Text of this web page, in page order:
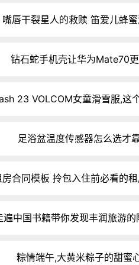
嘴唇干裂星人的救赎 笛爱儿蜂
钻石蛇手机壳让华为Mate70
23 VOLCOM女童滑雪服,这
足浴盆温度传感器怎么选才
房合同模板 拎包入住前必看的
遍中国书籍带你发现丰润旅游的
粽情端午,大黄米粽子的甜蜜